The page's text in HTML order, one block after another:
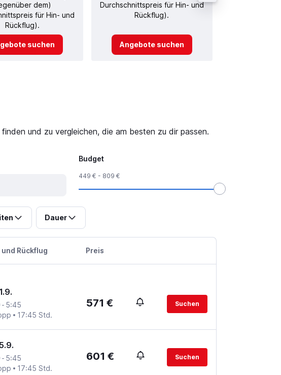
dem)
für Hin- und
Rückflug).
suchen
Durchschnittspreis für Hin- und
Rückflug).
Angebote suchen
und zu vergleichen, die am besten zu dir passen.
Budget
449 € - 809 €
Dauer
und Rückflug Preis
- 5:45
17:45 Std.
571 € Suchen
- 5:45
17:45 Std.
601 € Suchen